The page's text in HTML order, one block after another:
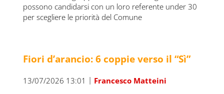
possono candidarsi con un loro referente under 30
per scegliere le priorità del Comune
Fiori d’arancio: 6 coppie verso il “Sì”
13/07/2026 13:01 | Francesco Matteini